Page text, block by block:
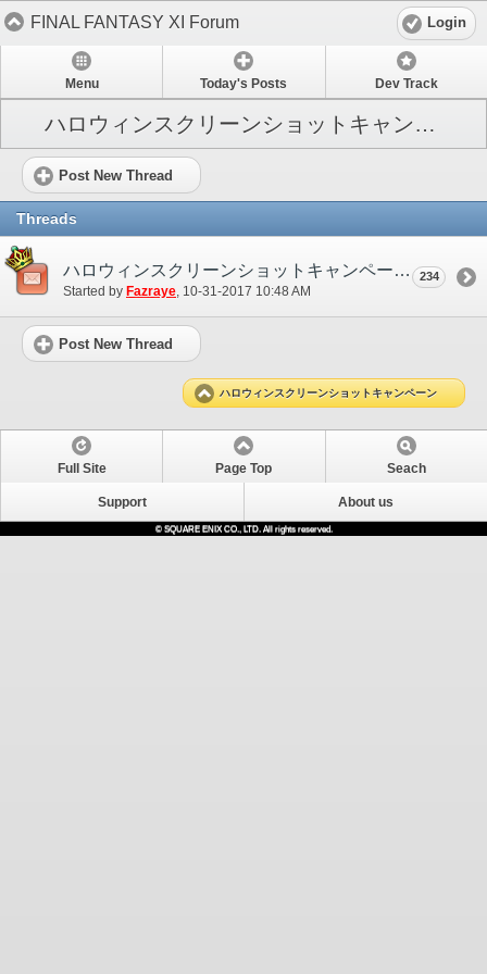
FINAL FANTASY XI Forum Login
Menu Today's Posts Dev Track
ハロウィンスクリーンショットキャンペーン
Post New Thread
Threads
ハロウィンスクリーンショットキャンペーン 参加用スレッド
Started by Fazraye‎, 10-31-2017 10:48 AM
234
Post New Thread
ハロウィンスクリーンショットキャンペーン
Full Site Page Top Seach
Support About us
© SQUARE ENIX CO., LTD. All rights reserved.